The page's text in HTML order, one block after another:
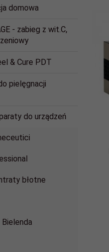
domowa
- zabieg z wit.C,
& Cure PDT
pielęgnacji
do urządzeń
błotne